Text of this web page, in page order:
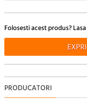
RENUNTA
TRIMITE
Folosesti acest produs?
PRODUCATORI